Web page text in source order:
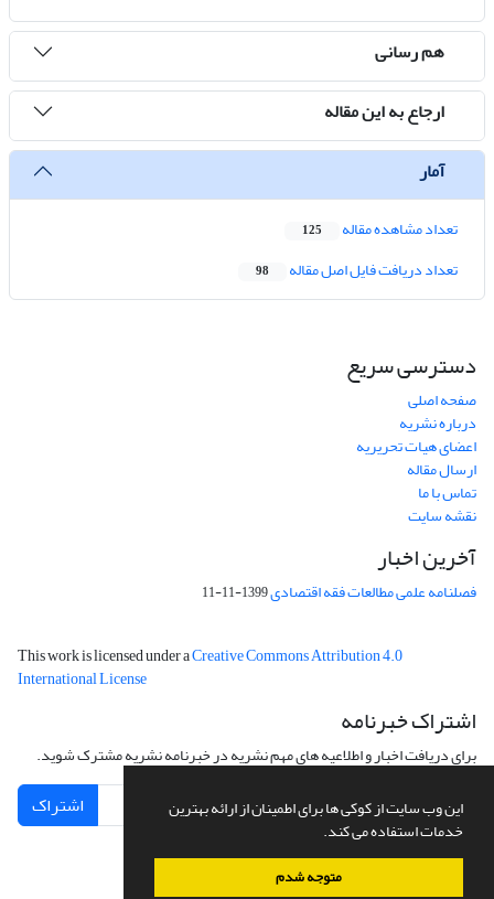
این وب سایت از کوکی ها برای اطمینان از ارائه بهترین
خدمات استفاده می کند.
متوجه شدم
هم رسانی
ارجاع به این مقاله
آمار
تعداد مشاهده مقاله 125
تعداد دریافت فایل اصل مقاله 98
دسترسی سریع
صفحه اصلی
درباره نشریه
اعضای هیات تحریریه
ارسال مقاله
تماس با ما
نقشه سایت
آخرین اخبار
فصلنامه علمی مطالعات فقه اقتصادی1399-11-11
This work is licensed under aCreative Commons Attribution 4.0
International License
اشتراک خبرنامه
برای دریافت اخبار و اطلاعیه های مهم نشریه در خبرنامه نشریه مشترک شوید.
اشتراک